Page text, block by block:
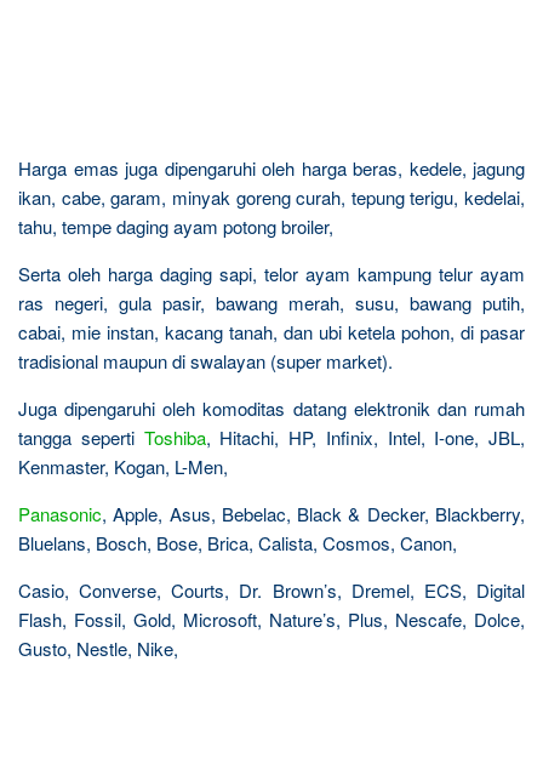
Harga emas juga dipengaruhi oleh harga beras, kedele, jagung
ikan, cabe, garam, minyak goreng curah, tepung terigu, kedelai,
tahu, tempe daging ayam potong broiler,
Serta oleh harga daging sapi, telor ayam kampung telur ayam
ras negeri, gula pasir, bawang merah, susu, bawang putih,
cabai, mie instan, kacang tanah, dan ubi ketela pohon, di pasar
tradisional maupun di swalayan (super market).
Juga dipengaruhi oleh komoditas datang elektronik dan rumah
tangga seperti Toshiba, Hitachi, HP, Infinix, Intel, I-one, JBL,
Kenmaster, Kogan, L-Men,
Panasonic, Apple, Asus, Bebelac, Black & Decker, Blackberry,
Bluelans, Bosch, Bose, Brica, Calista, Cosmos, Canon,
Casio, Converse, Courts, Dr. Brown’s, Dremel, ECS, Digital
Flash, Fossil, Gold, Microsoft, Nature’s, Plus, Nescafe, Dolce,
Gusto, Nestle, Nike,